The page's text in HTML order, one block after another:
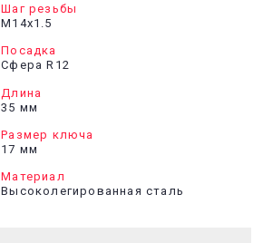
Шаг резьбы
М14х1.5
Посадка
Сфера R12
Длина
35 мм
Размер ключа
17 мм
Материал
Высоколегированная сталь